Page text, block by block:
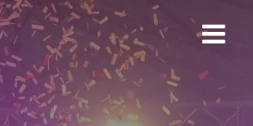
Ga
naar
de
inhoud